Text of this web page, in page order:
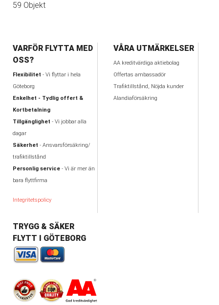
59 Objekt
VARFÖR FLYTTA MED
OSS?
Flexibilitet - Vi flyttar i hela
Göteborg
Enkelhet - Tydlig offert &
Kortbetalning
Tillgänglighet - Vi jobbar alla
dagar
Säkerhet - Ansvarsförsäkring/
trafiktillstånd
Personlig service- Vi är mer än
bara flyttfirma
Integritetspolicy
VÅRA UTMÄRKELSER
AA kreditvärdiga aktiebolag
Offertas ambassadör
Trafiktillstånd, Nöjda kunder
Alandiaförsäkring
TRYGG & SÄKER
FLYTT I GÖTEBORG